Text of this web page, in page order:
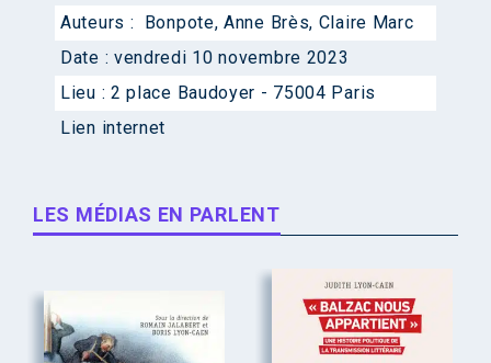
Auteurs :
Bonpote,Anne Brès, Claire Marc
Date : vendredi 10 novembre 2023
Lieu : 2 place Baudoyer - 75004 Paris
Lien internet
LES MÉDIAS EN PARLENT